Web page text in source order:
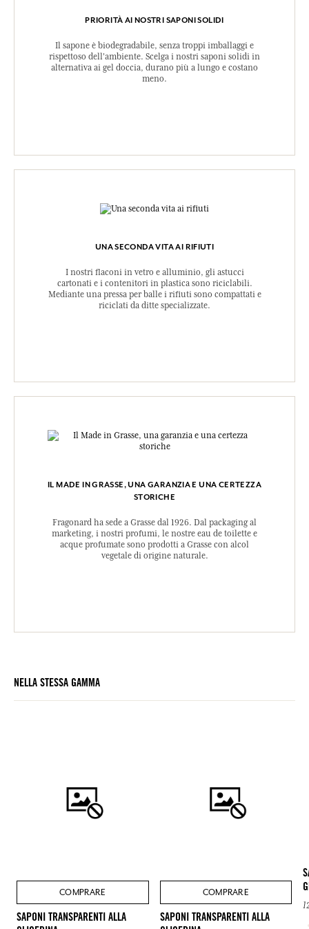
PRIORITÀ AI NOSTRI SAPONI SOLIDI
Il sapone è biodegradabile, senza troppi imballaggi e
rispettoso dell'ambiente. Scelga i nostri saponi solidi in
alternativa ai gel doccia, durano più a lungo e costano
meno.
UNA SECONDA VITA AI RIFIUTI
I nostri flaconi in vetro e alluminio, gli astucci
cartonati e i contenitori in plastica sono riciclabili.
Mediante una pressa per balle i rifiuti sono compattati e
riciclati da ditte specializzate.
IL MADE IN GRASSE, UNA GARANZIA E UNA CERTEZZA
STORICHE
Fragonard ha sede a Grasse dal 1926. Dal packaging al
marketing, i nostri profumi, le nostre eau de toilette e
acque profumate sono prodotti a Grasse con alcol
vegetale di origine naturale.
NELLA STESSA GAMMA
COMPRARE
SAPONI TRANSPARENTI ALLA
COMPRARE
SAPONI TRANSPARENTI ALLA